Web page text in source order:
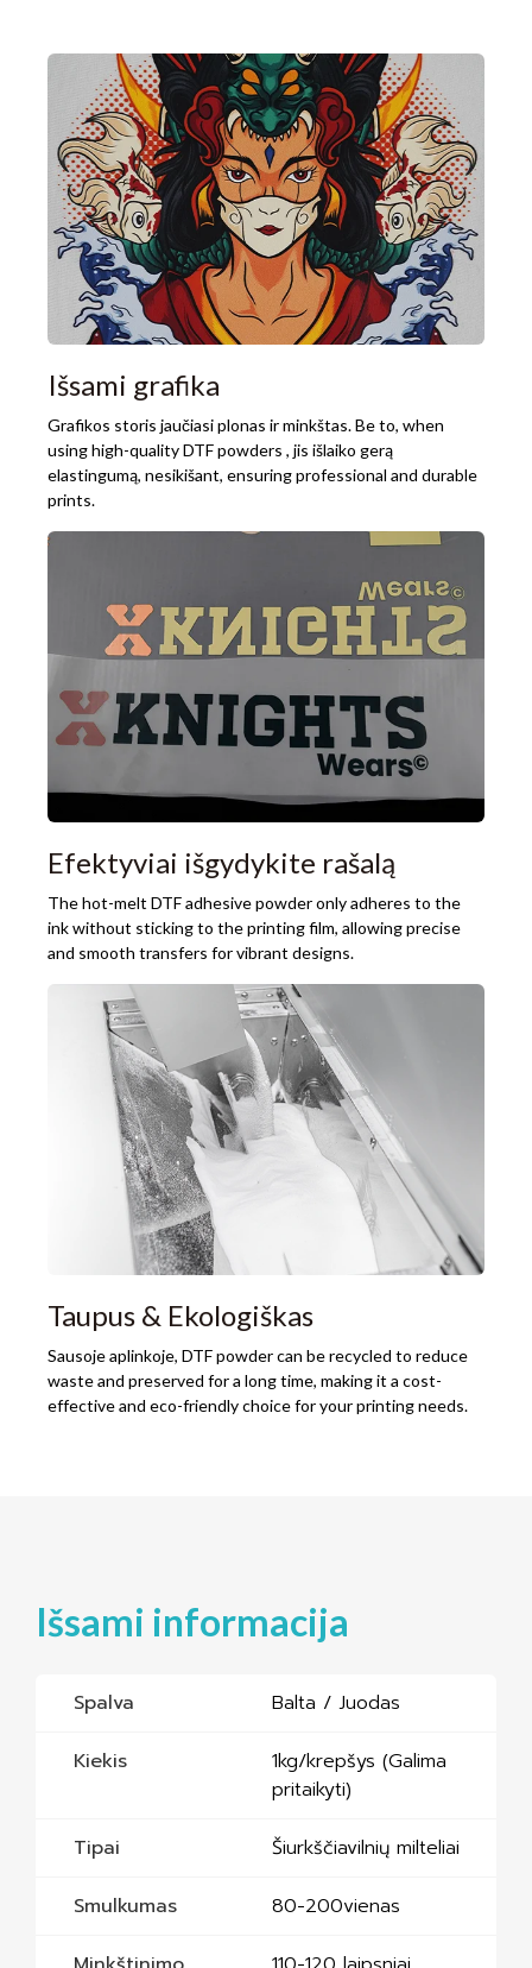
Išsami grafika
Grafikos storis jaučiasi plonas ir minkštas. Be to, when
using high-quality DTF powders , jis išlaiko gerą
elastingumą, nesikišant, ensuring professional and durable
prints.
Efektyviai išgydykite rašalą
The hot-melt DTF adhesive powder only adheres to the
ink without sticking to the printing film, allowing precise
and smooth transfers for vibrant designs.
Taupus & Ekologiškas
Sausoje aplinkoje, DTF powder can be recycled to reduce
waste and preserved for a long time, making it a cost-
effective and eco-friendly choice for your printing needs.
Išsami informacija
Spalva Balta / Juodas
Kiekis
1kg/krepšys (Galima
pritaikyti)
Tipai Šiurkščiavilnių milteliai
Smulkumas 80-200vienas